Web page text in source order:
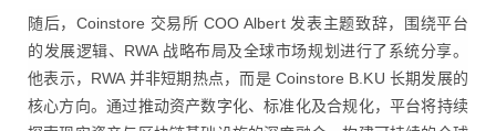
随后，Coinstore 交易所 COO Albert 发表主题致辞，围绕平台
的发展逻辑、RWA 战略布局及全球市场规划进行了系统分享。
他表示，RWA 并非短期热点，而是 Coinstore B.KU 长期发展的
核心方向。通过推动资产数字化、标准化及合规化，平台将持续